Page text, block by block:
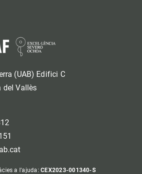
(UAB) Edifici C
del Vallès
a l'ajuda:CEX2023-001340-S